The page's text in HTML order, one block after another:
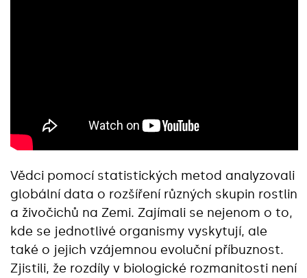
Vědci pomocí statistických metod analyzovali
globální data o rozšíření různých skupin rostlin
a živočichů na Zemi. Zajímali se nejenom o to,
kde se jednotlivé organismy vyskytují, ale
také o jejich vzájemnou evoluční příbuznost.
Zjistili, že rozdíly v biologické rozmanitosti není